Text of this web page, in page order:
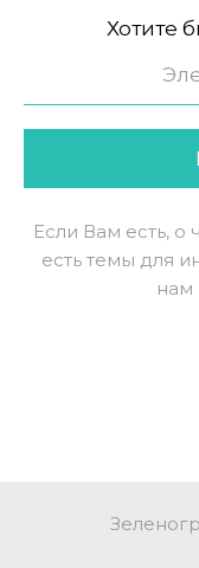
Хотите
Если Вам есть, о
есть темы для
нам